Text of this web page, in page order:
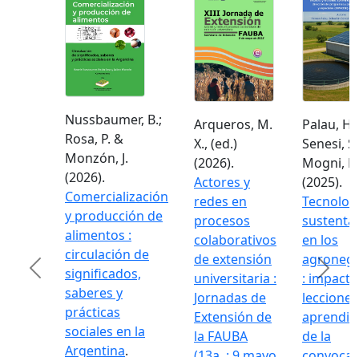
Nussbaumer, B.;
Rosa, P. &
Monzón, J.
(2026).
Comercialización
y producción de
alimentos :
circulación de
significados,
saberes y
prácticas
sociales en la
Argentina.
Arqueros, M.
X., (ed.)
(2026).
Actores y
redes en
procesos
colaborativos
de extensión
universitaria :
Jornadas de
Extensión de
la FAUBA
Palau, H.;
Senesi,
Mogni, F.
(2025).
en los
:
lecciones
de la
Previous Next